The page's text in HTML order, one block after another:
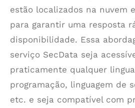
estão localizados na nuvem
para garantir uma resposta
disponibilidade. Essa
serviço SecData seja
praticamente qualquer
programação, linguagem de
etc. e seja compatível com